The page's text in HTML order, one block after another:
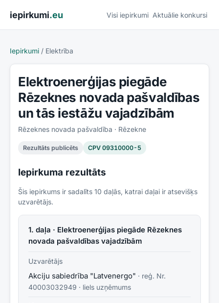
iepirkumi.eu Visi iepirkumi Aktuālie konkursi
Iepirkumi / Elektrība
Elektroenerģijas piegāde
Rēzeknes novada pašvaldības
un tās iestāžu vajadzībām
Rēzeknes novada pašvaldība · Rēzekne
Rezultāts publicēts CPV 09310000-5
Iepirkuma rezultāts
Šis iepirkums ir sadalīts 10 daļās, katrai daļai ir atsevišķs
uzvarētājs.
1. daļa · Elektroenerģijas piegāde Rēzeknes
novada pašvaldības vajadzībām
Uzvarētājs
Akciju sabiedrība "Latvenergo" · reģ. Nr.
40003032949 · liels uzņēmums